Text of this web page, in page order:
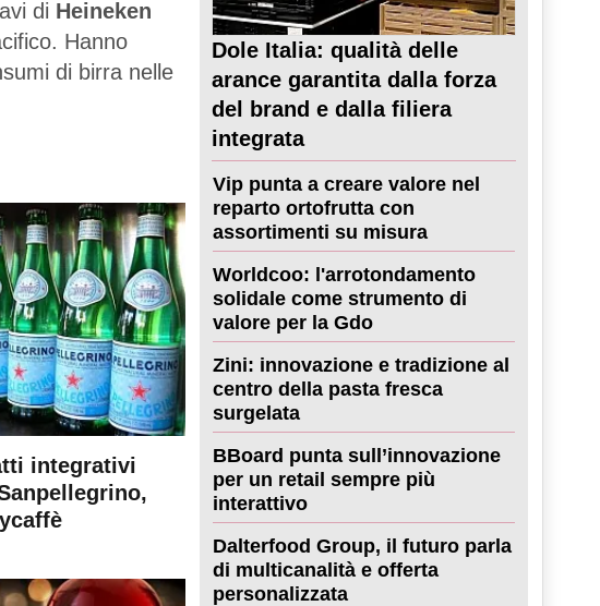
di Heineken
Hanno
di birra nelle
integrativi
Dole Italia: qualità delle
arance garantita dalla forza
del brand e dalla filiera
integrata
Vip punta a creare valore nel
reparto ortofrutta con
assortimenti su misura
Worldcoo: l'arrotondamento
solidale come strumento di
valore per la Gdo
Zini: innovazione e tradizione al
centro della pasta fresca
surgelata
BBoard punta sull’innovazione
per un retail sempre più
interattivo
Dalterfood Group, il futuro parla
di multicanalità e offerta
personalizzata